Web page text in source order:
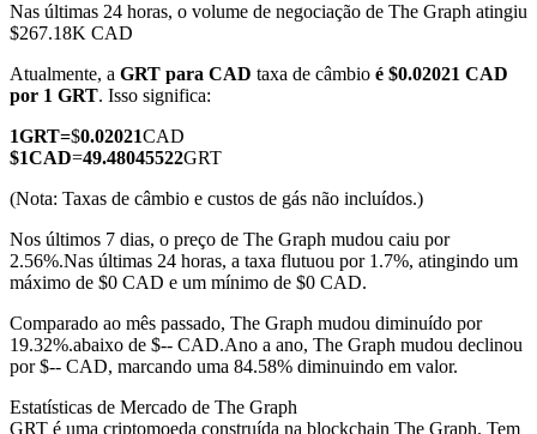
TradFi
Derivativos de ações, câmbio, metais preciosos e commodities
Futuros de USDC
Futuros usando USDC como garantia
Nas últimas 24 horas, o volume de negociação de The Graph atingiu
$267.18K CAD
Atualmente, a GRT para CAD taxa de câmbio é $0.02021 CAD
por 1 GRT. Isso significa:
1GRT=$0.02021CAD
$1CAD=49.48045522GRT
(Nota: Taxas de câmbio e custos de gás não incluídos.)
Nos últimos 7 dias, o preço de The Graph mudou caiu por
2.56%.Nas últimas 24 horas, a taxa flutuou por 1.7%, atingindo um
máximo de $0 CAD e um mínimo de $0 CAD.
Comparado ao mês passado, The Graph mudou diminuído por
19.32%.abaixo de $-- CAD.Ano a ano, The Graph mudou declinou
por $-- CAD, marcando uma 84.58% diminuindo em valor.
Estatísticas de Mercado de The Graph
GRT é uma criptomoeda construída na blockchain The Graph. Tem